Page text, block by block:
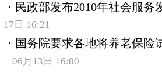
民政部发布2010年社会服务
17日 16:21
国务院要求各地将养老保险
06月13日 16:00